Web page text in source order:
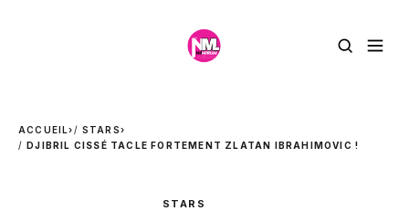
ACCUEIL› STARS›
DJIBRIL CISSÉ TACLE FORTEMENT ZLATAN IBRAHIMOVIC !
STARS